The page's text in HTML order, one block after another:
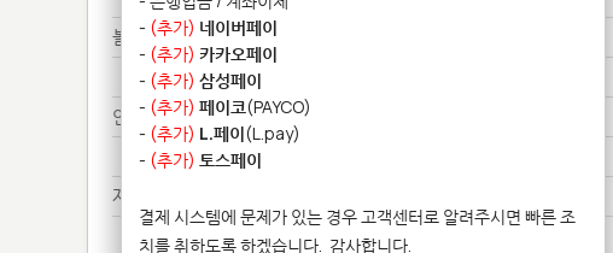
볼트*******
볼트*******
안녕***********************
안녕***********************
재료***************
재료***************
- (추가) 네이버페이
- (추가) 카카오페이
- (추가) 삼성페이
- (추가) 페이코(PAYCO)
- (추가) L.페이(L.pay)
- (추가) 토스페이
결제 시스템에 문제가 있는 경우 고객센터로 알려주시면 빠른 조
치를 취하도록 하겠습니다. 감사합니다.